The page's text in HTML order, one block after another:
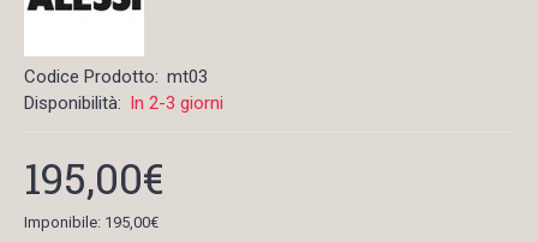
Codice Prodotto: mt03
Disponibilità: In 2-3 giorni
195,00€
Imponibile: 195,00€